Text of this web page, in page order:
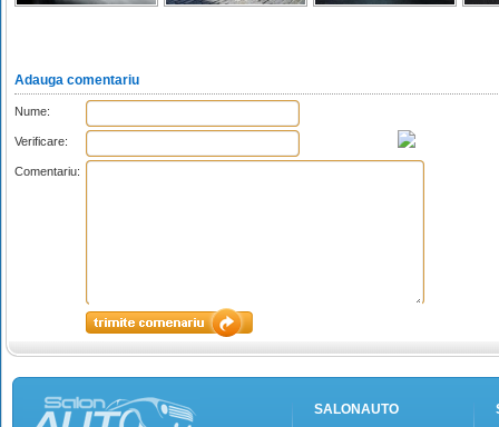
Adauga comentariu
Nume:
Verificare:
Comentariu:
SALONAUTO